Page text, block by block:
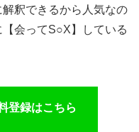
釈できるから人気なの
会ってS○X】している
登録はこちら